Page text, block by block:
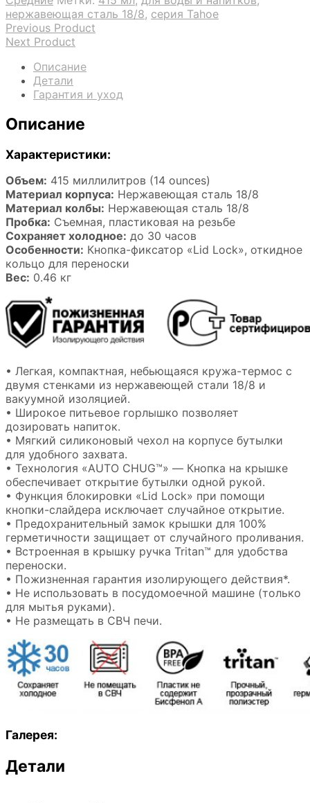
нержавеющая сталь 18/8, серия Tahoe
Previous Product
Next Product
Описание
Детали
Гарантия и уход
Описание
Характеристики:
Объем: 415 миллилитров (14 ounces)
Материал корпуса: Нержавеющая сталь 18/8
Материал колбы: Нержавеющая сталь 18/8
Пробка: Съемная, пластиковая на резьбе
Сохраняет холодное: до 30 часов
Особенности: Кнопка-фиксатор «Lid Lock», откидное
кольцо для переноски
Вес: 0.46 кг
• Легкая, компактная, небьющаяся кружа-термос с
двумя стенками из нержавеющей стали 18/8 и
вакуумной изоляцией.
• Широкое питьевое горлышко позволяет
дозировать напиток.
• Мягкий силиконовый чехол на корпусе бутылки
для удобного захвата.
• Технология «AUTO CHUG™» — Кнопка на крышке
обеспечивает открытие бутылки одной рукой.
• Функция блокировки «Lid Lock» при помощи
кнопки-слайдера исключает случайное открытие.
• Предохранительный замок крышки для 100%
герметичности защищает от случайного проливания.
• Встроенная в крышку ручка Tritan™ для удобства
переноски.
• Пожизненная гарантия изолирующего действия*.
• Не использовать в посудомоечной машине (только
для мытья руками).
• Не размещать в СВЧ печи.
Галерея:
Детали